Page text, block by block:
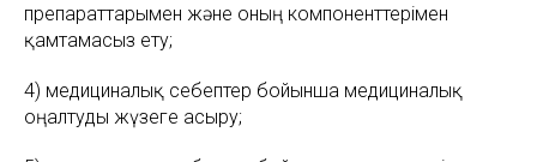
препараттарымен және оның компоненттерімен
қамтамасыз ету;
4) медициналық себептер бойынша медициналық
оңалтуды жүзеге асыру;